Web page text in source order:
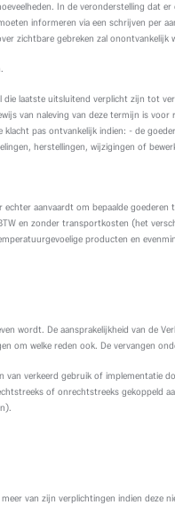
In de veronderstelling dat
informeren via een schrijven per
zichtbare gebreken zal
laatste uitsluitend verplicht zijn tot
van naleving van deze termijn is
pas ontvankelijk indien: - de
herstellingen, wijzigingen of
aanvaardt om bepaalde
en zonder transportkosten (het
producten en
wordt. De aansprakelijkheid van de
om welke reden ook. De vervangen
verkeerd gebruik of implementatie
of onrechtstreeks
van zijn verplichtingen indien